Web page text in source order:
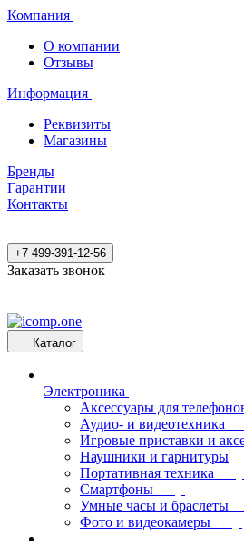
Компания
О компании
Отзывы
Информация
Реквизиты
Магазины
Бренды
Гарантии
Контакты
+7 499-391-12-56
Заказать звонок
Каталог
Электроника
Аксессуары для
Аудио- и видеотехника
Игровые приставки и
Наушники и гарнитуры
Портативная техника
Смартфоны
Умные часы и браслеты
Фото и видеокамеры